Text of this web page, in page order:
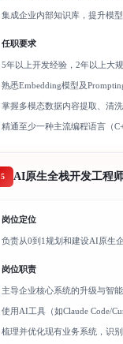
集成企业内部知识库，提升模
任职要求
5年以上开发经验，2年以上大
熟悉Embedding模型及
掌握多模态数据内容提取、清
精通至少一种主流编程语言（
5 AI原生全栈开发工程
岗位定位
负责从0到1规划和建设AI原生企
岗位职责
主导企业核心系统的升级与智
使用AI工具（如Claude Code/
梳理并优化现有业务系统，识